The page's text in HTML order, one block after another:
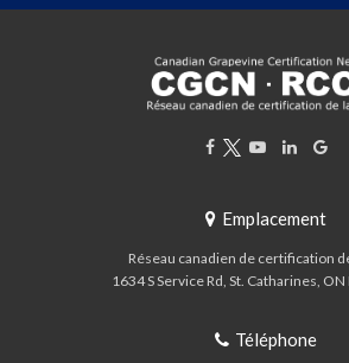
Emplacement
Réseau canadien de certification
1634 S Service Rd St. Catharines ON
Téléphone